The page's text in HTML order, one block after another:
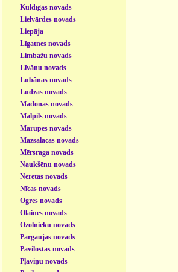
Kuldīgas novads
Lielvārdes novads
Liepāja
Līgatnes novads
Limbažu novads
Līvānu novads
Lubānas novads
Ludzas novads
Madonas novads
Mālpils novads
Mārupes novads
Mazsalacas novads
Mērsraga novads
Naukšēnu novads
Neretas novads
Nīcas novads
Ogres novads
Olaines novads
Ozolnieku novads
Pārgaujas novads
Pāvilostas novads
Pļaviņu novads